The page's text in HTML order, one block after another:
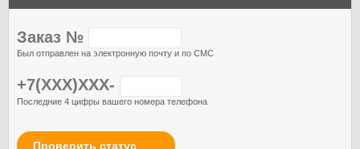
Заказ №
Был отправлен на электронную почту и по СМС
+7(XXX)XXX-
Последние 4 цифры вашего номера телефона
Проверить статус